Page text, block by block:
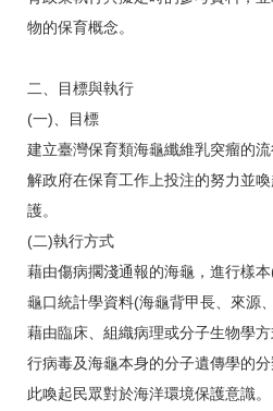
物的保育概念。
二、目標與執行
(一)、目標
建立臺灣保育類海龜纖維乳突瘤的
解政府在保育工作上投注的努力並
護。
(二)執行方式
藉由傷病擱淺通報的海龜，進行樣
龜口統計學資料(海龜背甲長、來源
藉由臨床、組織病理或分子生物學
行病毒及海龜本身的分子遺傳學的
此喚起民眾對於海洋環境保護意識。